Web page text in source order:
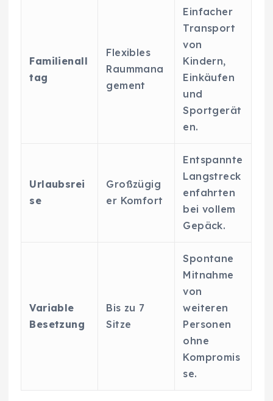
Familienall
tag
Flexibles
Raummana
gement
Einfacher
Transport
von
Kindern,
Einkäufen
und
Sportgerät
en.
Urlaubsrei
se
Großzügig
er Komfort
Entspannte
Langstreck
enfahrten
bei vollem
Gepäck.
Variable
Besetzung
Bis zu 7
Sitze
Spontane
Mitnahme
von
weiteren
Personen
ohne
Kompromis
se.